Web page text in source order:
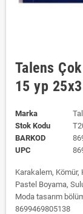
Talens
15 yp
Marka
Stok Kodu
BARKOD
UPC
Karakalem, Kömür,
Pastel Boyama,
Moda tasarım
8699469805138